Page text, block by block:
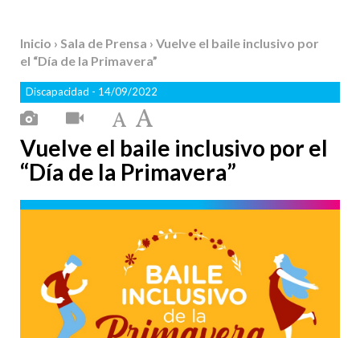
Inicio › Sala de Prensa › Vuelve el baile inclusivo por
el “Día de la Primavera”
Discapacidad - 14/09/2022
Vuelve el baile inclusivo por el
“Día de la Primavera”